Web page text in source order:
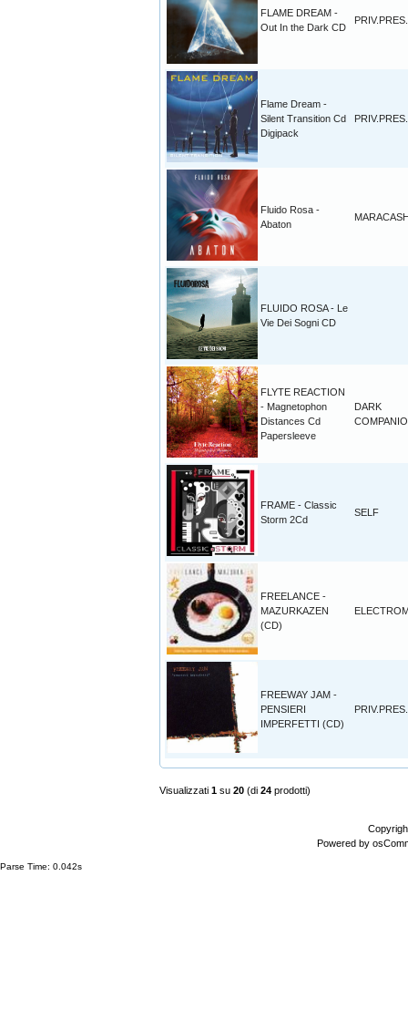
FLAME DREAM -
Out In the Dark CD
PRIV.PRES.
Flame Dream -
Silent Transition Cd
Digipack
PRIV.PRES.
Fluido Rosa -
Abaton
FLUIDO ROSA - Le
Vie Dei Sogni CD
FLYTE REACTION
- Magnetophon
Distances Cd
Papersleeve
DARK
FRAME - Classic
Storm 2Cd
SELF
FREELANCE -
MAZURKAZEN
(CD)
FREEWAY JAM -
PENSIERI
IMPERFETTI (CD)
PRIV.PRES.
Visualizzati 1 su 20 (di 24 prodotti)
Powered by
Parse Time: 0.042s